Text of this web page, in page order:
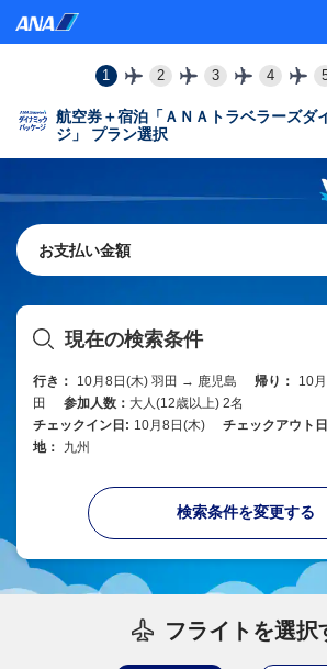
1 2 3 4
航空券＋宿泊「ＡＮＡトラベラーズダ
ジ」 プラン選択
お支払い金額
現在の検索条件
行き： 10月8日(木) 羽田 → 鹿児島 帰り：
10
田
参加人数： 大人(12歳以上) 2名
チェックイン日: 10月8日(木) チェックアウト
地：
九州
検索条件を変更する
フライトを選択